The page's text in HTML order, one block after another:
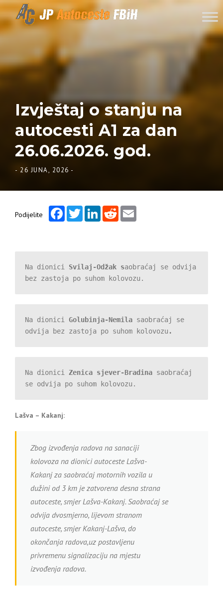
Skip to content
Izvještaj o stanju na
autocesti A1 za dan
26.06.2026. god.
- 26 JUNA, 2026 -
Podijelite
FacebookTwitterLinkedInReddit
Na dionici Svilaj-Odžak saobraćaj se odvija
bez zastoja po suhom kolovozu.
Na dionici Golubinja-Nemila saobraćaj se
odvija bez zastoja po suhom kolovozu .
Na dionici Zenica sjever-Bradina saobraćaj
se odvija po suhom kolovozu.
Lašva – Kakanj:
Zbog izvođenja radova na sanaciji
kolovoza na dionici autoceste Lašva-
Kakanj za saobraćaj motornih vozila u
dužini od 3 km je zatvorena desna strana
autoceste, smjer Lašva-Kakanj. Saobraćaj se
odvija dvosmjerno, lijevom stranom
autoceste, smjer Kakanj-Lašva, do
okončanja radova,uz postavljenu
privremenu signalizaciju na mjestu
izvođenja radova.